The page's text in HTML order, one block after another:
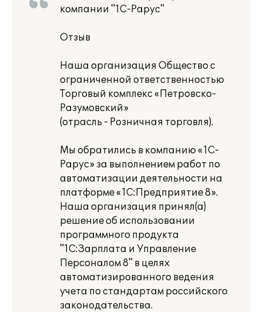
компании "1С-Рарус"
Отзыв
Наша организация Общество с
ограниченной ответственностью
Торговый комплекс «Петровско-
Разумовский»
(отрасль - Розничная торговля).
Мы обратились в компанию «1С-
Рарус» за выполнением работ по
автоматизации деятельности на
платформе «1С:Предприятие 8».
Наша организация принял(а)
решение об использовании
программного продукта
"1С:Зарплата и Управление
Персоналом 8" в целях
автоматизированного ведения
учета по стандартам российского
законодательства.